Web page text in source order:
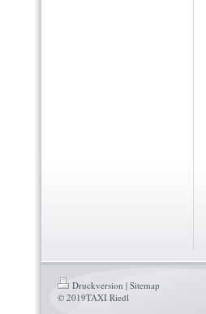
Druckversion | Sitemap
© 2019TAXI Riedl